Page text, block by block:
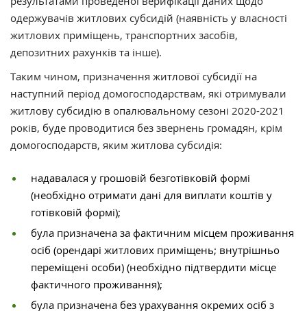
одержувачів житлових субсидій (наявність у власності
житлових приміщень, транспортних засобів,
депозитних рахунків та інше).
Таким чином, призначення житлової субсидії на
наступний період домогосподарствам, які отримували
житлову субсидію в опалювальному сезоні 2020-2021
років, буде проводитися без звернень громадян, крім
домогосподарств, яким житлова субсидія:
надавалася у грошовій безготівковій формі
(необхідно отримати дані для виплати коштів у
готівковій формі);
була призначена за фактичним місцем проживання
осіб (орендарі житлових приміщень; внутрішньо
переміщені особи) (необхідно підтвердити місце
фактичного проживання);
була призначена без урахування окремих осіб з